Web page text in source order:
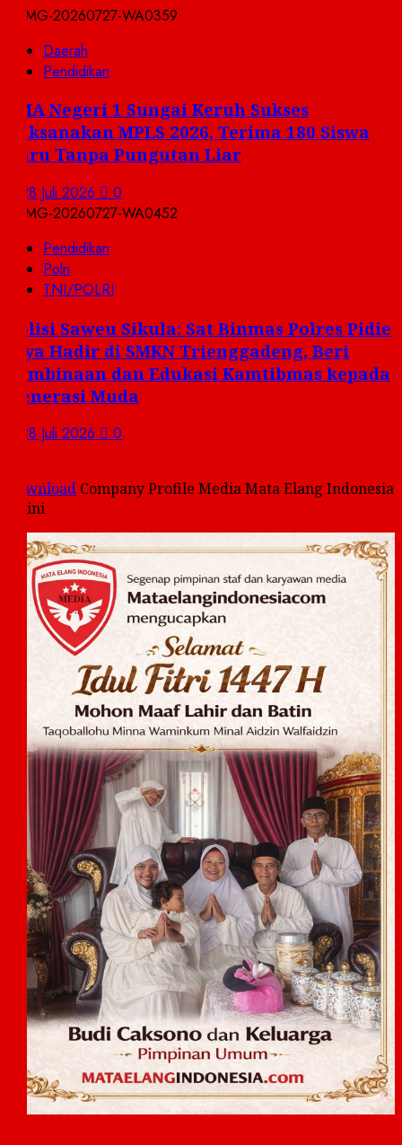
Daerah
Pendidikan
SMA Negeri 1 Sungai Keruh Sukses
Laksanakan MPLS 2026, Terima 180 Siswa
Baru Tanpa Pungutan Liar
28 Juli 2026 0
Pendidikan
Polri
TNI/POLRI
Polisi Saweu Sikula: Sat Binmas Polres Pidie
Jaya Hadir di SMKN Trienggadeng, Beri
Pembinaan dan Edukasi Kamtibmas kepada
Generasi Muda
28 Juli 2026 0
Download Company Profile Media Mata Elang Indonesia
disini